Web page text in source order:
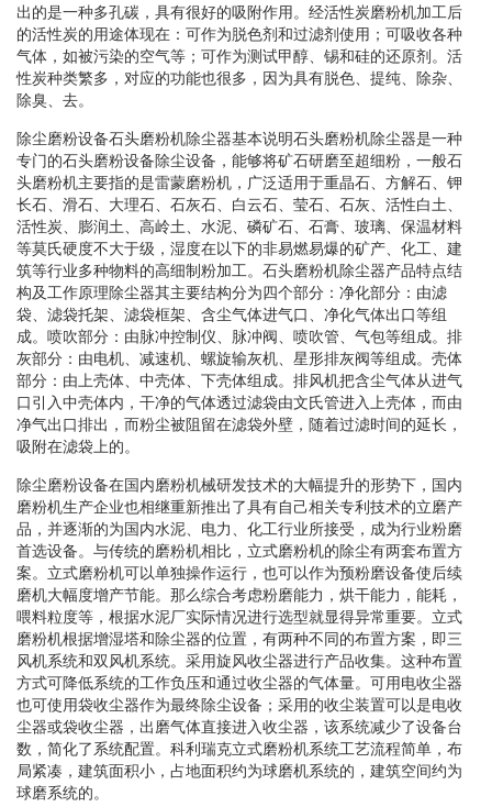
出的是一种多孔碳，具有很好的吸附作用。经活性炭磨粉机加工后
的活性炭的用途体现在：可作为脱色剂和过滤剂使用；可吸收各种
气体，如被污染的空气等；可作为测试甲醇、锡和硅的还原剂。活
性炭种类繁多，对应的功能也很多，因为具有脱色、提纯、除杂、
除臭、去。
除尘磨粉设备石头磨粉机除尘器基本说明石头磨粉机除尘器是一种
专门的石头磨粉设备除尘设备，能够将矿石研磨至超细粉，一般石
头磨粉机主要指的是雷蒙磨粉机，广泛适用于重晶石、方解石、钾
长石、滑石、大理石、石灰石、白云石、莹石、石灰、活性白土、
活性炭、膨润土、高岭土、水泥、磷矿石、石膏、玻璃、保温材料
等莫氏硬度不大于级，湿度在以下的非易燃易爆的矿产、化工、建
筑等行业多种物料的高细制粉加工。石头磨粉机除尘器产品特点结
构及工作原理除尘器其主要结构分为四个部分：净化部分：由滤
袋、滤袋托架、滤袋框架、含尘气体进气口、净化气体出口等组
成。喷吹部分：由脉冲控制仪、脉冲阀、喷吹管、气包等组成。排
灰部分：由电机、减速机、螺旋输灰机、星形排灰阀等组成。壳体
部分：由上壳体、中壳体、下壳体组成。排风机把含尘气体从进气
口引入中壳体内，干净的气体透过滤袋由文氏管进入上壳体，而由
净气出口排出，而粉尘被阻留在滤袋外壁，随着过滤时间的延长，
吸附在滤袋上的。
除尘磨粉设备在国内磨粉机械研发技术的大幅提升的形势下，国内
磨粉机生产企业也相继重新推出了具有自己相关专利技术的立磨产
品，并逐渐的为国内水泥、电力、化工行业所接受，成为行业粉磨
首选设备。与传统的磨粉机相比，立式磨粉机的除尘有两套布置方
案。立式磨粉机可以单独操作运行，也可以作为预粉磨设备使后续
磨机大幅度增产节能。那么综合考虑粉磨能力，烘干能力，能耗，
喂料粒度等，根据水泥厂实际情况进行选型就显得异常重要。立式
磨粉机根据增湿塔和除尘器的位置，有两种不同的布置方案，即三
风机系统和双风机系统。采用旋风收尘器进行产品收集。这种布置
方式可降低系统的工作负压和通过收尘器的气体量。可用电收尘器
也可使用袋收尘器作为最终除尘设备；采用的收尘装置可以是电收
尘器或袋收尘器，出磨气体直接进入收尘器，该系统减少了设备台
数，简化了系统配置。科利瑞克立式磨粉机系统工艺流程简单，布
局紧凑，建筑面积小，占地面积约为球磨机系统的，建筑空间约为
球磨系统的。